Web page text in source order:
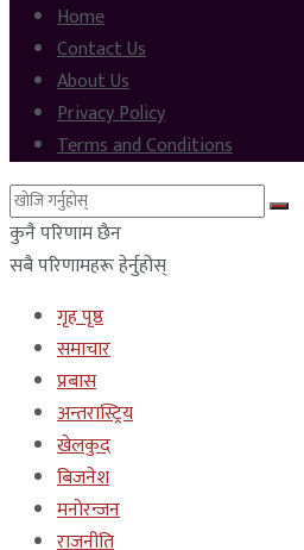
Home
Contact Us
About Us
Privacy Policy
Terms and Conditions
कुनै परिणाम छैन
सबै परिणामहरू हेर्नुहोस्
गृह पृष्ठ
समाचार
प्रबास
अन्तरास्ट्रिय
खेलकुद
बिजनेश
मनोरन्जन
राजनीति